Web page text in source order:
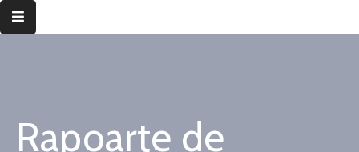
Informații
de
Rapoarte de